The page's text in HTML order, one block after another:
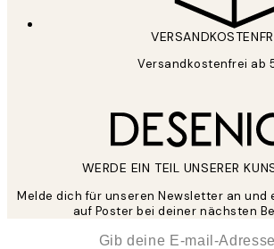
Versandkostenfrei ab
WERDE EIN TEIL UNSERER
Melde dich für unseren Newsletter an und
auf Poster bei deiner nächsten